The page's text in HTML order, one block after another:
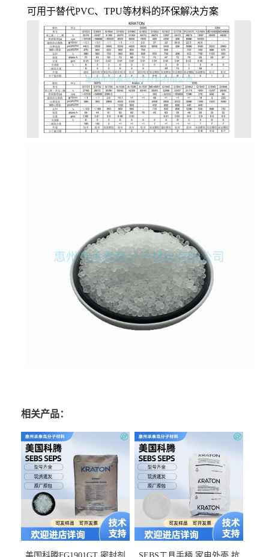
可用于替代PVC、TPU等材料的环保解决方案
相关产品：